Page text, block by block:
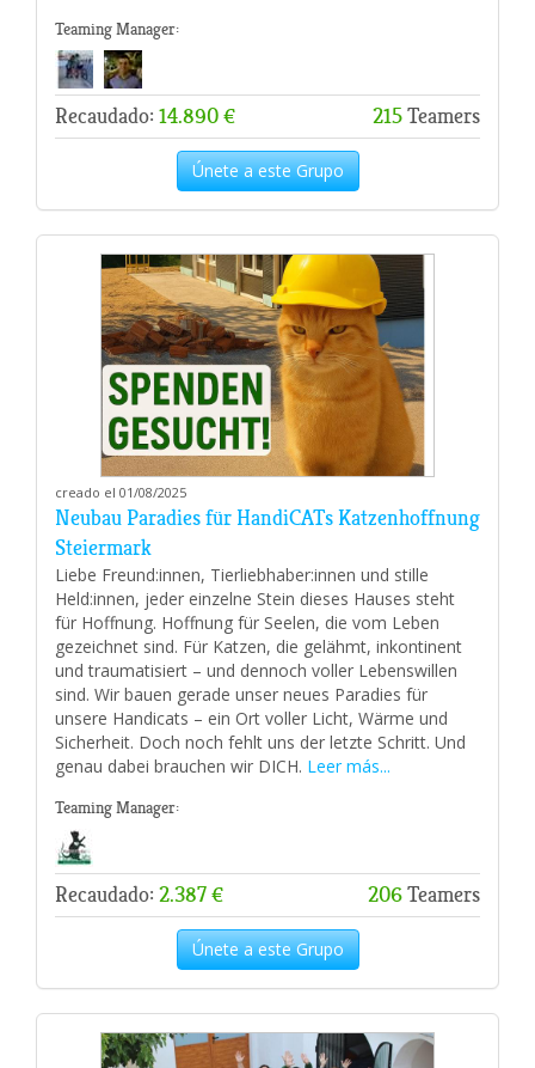
Teaming Manager:
Recaudado: 14.890 € 215Teamers
Únete a este Grupo
creado el 01/08/2025
Neubau Paradies für HandiCATs Katzenhoffnung
Steiermark
Liebe Freund:innen, Tierliebhaber:innen und stille
Held:innen, jeder einzelne Stein dieses Hauses steht
für Hoffnung. Hoffnung für Seelen, die vom Leben
gezeichnet sind. Für Katzen, die gelähmt, inkontinent
und traumatisiert – und dennoch voller Lebenswillen
sind. Wir bauen gerade unser neues Paradies für
unsere Handicats – ein Ort voller Licht, Wärme und
Sicherheit. Doch noch fehlt uns der letzte Schritt. Und
genau dabei brauchen wir DICH. Leer más...
Teaming Manager:
Recaudado: 2.387 € 206Teamers
Únete a este Grupo